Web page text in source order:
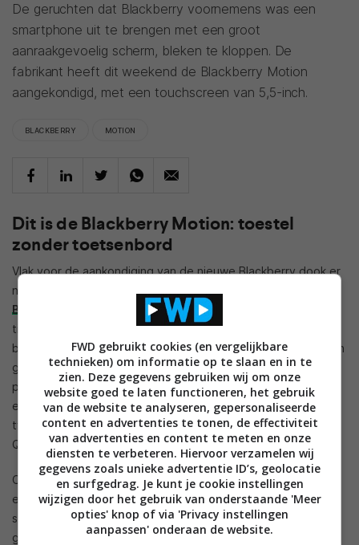
De geruchten dat Blackberry voornemens was een
smartphone uit te brengen met een groot
aanraakgevoelig scherm, bleken te kloppen. De
fabrikant heeft dit weekend de Blackberry Motion
aangekondigd, met een touchscreen van 5,5-inch.
BLACKBERRY MOTION
Dit is de Blackberry Motion: toestel
zonder toetsenbord
Vlak voor de aankondiging van de nieuwe Blackberry dook er
nog
Blackberry Motion
is zondag officieel onthuld. De phablet is
tijdens een technologiebeurs in Dubai gepresenteerd en
beschikt over een aanraakgevoelig scherm van 5,5-inch — en
geen toetsenbord. De resolutie bedraag 1.920 bij 1.080
pixels. Onder de motorkap zit een Snapdragon-processor,
evenals 4 GB aan werkgeheugen. Verder is er ruimte voor
twee simkaarten en is er een accu van 4.000 mAh (inclusief
Quick Charge 3.0).
Ook beschikt het toestel over de IP67-classificatie (stofvrij
en waterbestendig, maar niet waterdicht). De grote
smartphone wordt eerst in een beperkt aantal landen
gelanceerd, waar Nederland niet bijhoort. Eerst komt de
FWD gebruikt cookies (en vergelijkbare
technieken) om informatie op te slaan en in te
zien. Deze gegevens gebruiken wij om onze
website goed te laten functioneren, het gebruik
van de website te analyseren, gepersonaliseerde
content en advertenties te tonen, de effectiviteit
van advertenties en content te meten en onze
diensten te verbeteren. Hiervoor verzamelen wij
gegevens zoals unieke advertentie ID’s, geolocatie
en surfgedrag. Je kunt je cookie instellingen
wijzigen door het gebruik van onderstaande 'Meer
opties' knop of via 'Privacy instellingen
aanpassen' onderaan de website.